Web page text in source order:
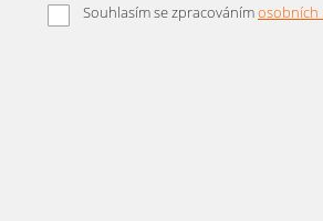
Souhlasím se zpracovánímosobních